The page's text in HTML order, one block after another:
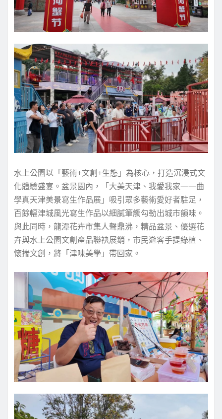
水上公園以「藝術+文創+生態」為核心，打造沉浸式文
化體驗盛宴。盆景園內，「大美天津、我愛我家——曲
學真天津美景寫生作品展」吸引眾多藝術愛好者駐足，
百餘幅津城風光寫生作品以細膩筆觸勾勒出城市韻味。
與此同時，龍潭花卉市集人聲鼎沸，精品盆景、優選花
卉與水上公園文創產品聯袂展銷，市民遊客手提綠植、
懷揣文創，將「津味美學」帶回家。